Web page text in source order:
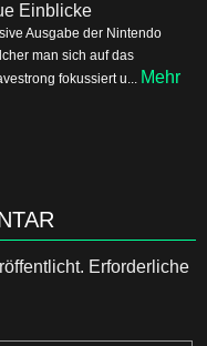
Einblicke
Ausgabe der Nintendo
man sich auf das
fokussiert u... Mehr
Erforderliche